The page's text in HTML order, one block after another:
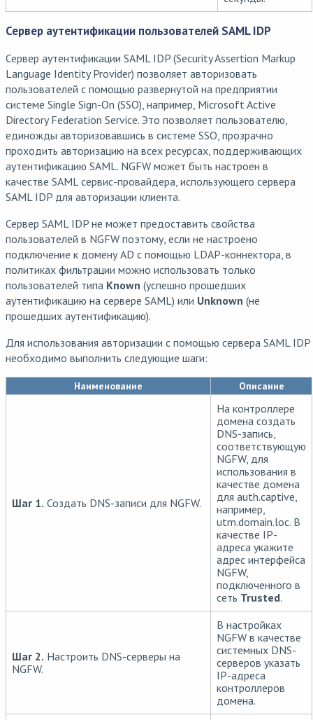
Сервер аутентификации пользователей SAML IDP
Сервер аутентификации SAML IDP (Security Assertion Markup
Language Identity Provider) позволяет авторизовать
пользователей c помощью развернутой на предприятии
системе Single Sign-On (SSO), например, Microsoft Active
Directory Federation Service. Это позволяет пользователю,
единожды авторизовавшись в системе SSO, прозрачно
проходить авторизацию на всех ресурсах, поддерживающих
аутентификацию SAML. NGFW может быть настроен в
качестве SAML сервис-провайдера, использующего сервера
SAML IDP для авторизации клиента.
Сервер SAML IDP не может предоставить свойства
пользователей в NGFW поэтому, если не настроено
подключение к домену AD с помощью LDAP-коннектора, в
политиках фильтрации можно использовать только
пользователей типа Known (успешно прошедших
аутентификацию на сервере SAML) или Unknown (не
прошедших аутентификацию).
Для использования авторизации с помощью сервера SAML IDP
необходимо выполнить следующие шаги:
Наименование Описание
Шаг 1. Создать DNS-записи для NGFW.
На контроллере
домена создать
DNS-запись,
соответствующую
NGFW, для
использования в
качестве домена
для auth.captive,
например,
utm.domain.loc. В
качестве IP-
адреса укажите
адрес интерфейса
NGFW,
подключенного в
сеть Trusted.
Шаг 2. Настроить DNS-серверы на
NGFW.
В настройках
NGFW в качестве
системных DNS-
серверов указать
IP-адреса
контроллеров
домена.